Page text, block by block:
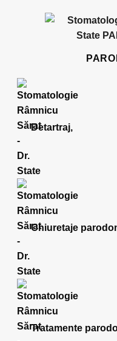
Detartraj,
Chiuretaje
Tratamente